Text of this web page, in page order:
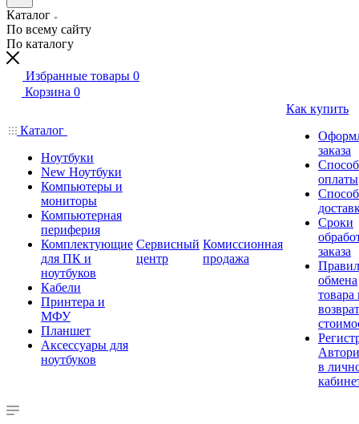
Каталог
По всему сайту
По каталогу
Избранные товары 0
Корзина 0
Каталог
Ноутбуки
New Ноутбуки
Компьютеры и
мониторы
Компьютерная
периферия
Комплектующие
для ПК и
ноутбуков
Кабели
Принтера и
МФУ
Планшет
Аксессуары для
ноутбуков
Сервисный
центр
Комиссионная
продажа
Как купить
заказа
оплаты
Сроки
заказа
обмена
товара
в